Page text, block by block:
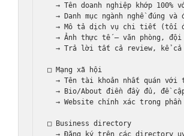
→ Tên doanh nghiệp khớp 100%
→ Danh mục ngành nghề đúng và
→ Mô tả dịch vụ chi tiết (tối
→ Ảnh thực tế — văn phòng,
→ Trả lời tất cả review, kể
□ Mạng xã hội
→ Tên tài khoản nhất quán với
→ Bio/About điền đầy đủ, đề
→ Website chính xác trong phần
□ Business directory
→ Đăng ký trên các directory